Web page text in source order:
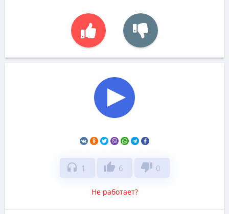
headphones 1 thumb_up 6 thumb_down 0
Не работает?